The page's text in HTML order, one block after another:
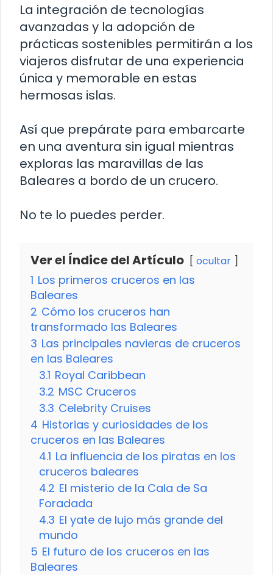
La integración de tecnologías
avanzadas y la adopción de
prácticas sostenibles permitirán a los
viajeros disfrutar de una experiencia
única y memorable en estas
hermosas islas.
Así que prepárate para embarcarte
en una aventura sin igual mientras
exploras las maravillas de las
Baleares a bordo de un crucero.
No te lo puedes perder.
Ver el Índice del Artículo ocultar
1 Los primeros cruceros en las
Baleares
2 Cómo los cruceros han
transformado las Baleares
3 Las principales navieras de cruceros
en las Baleares
3.1 Royal Caribbean
3.2 MSC Cruceros
3.3 Celebrity Cruises
4 Historias y curiosidades de los
cruceros en las Baleares
4.1 La influencia de los piratas en los
cruceros baleares
4.2 El misterio de la Cala de Sa
Foradada
4.3 El yate de lujo más grande del
mundo
5 El futuro de los cruceros en las
Baleares